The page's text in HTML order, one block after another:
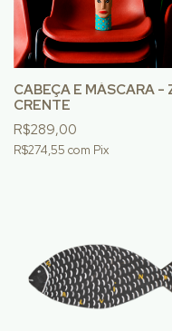
CABEÇA E MÁSCARA -
CRENTE
R$289,00
R$274,55 com Pix